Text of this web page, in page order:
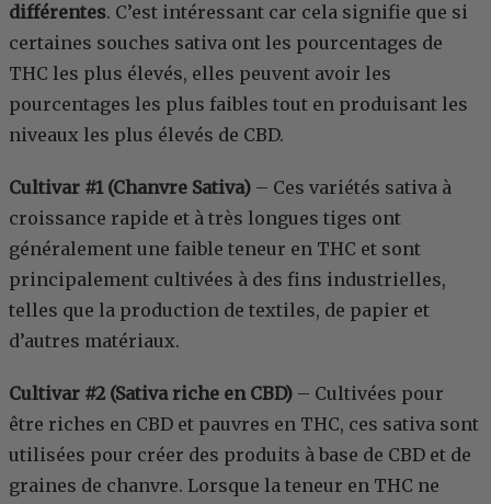
différentes. C’est intéressant car cela signifie que si
certaines souches sativa ont les pourcentages de
THC les plus élevés, elles peuvent avoir les
pourcentages les plus faibles tout en produisant les
niveaux les plus élevés de CBD.
Cultivar #1 (Chanvre Sativa) – Ces variétés sativa à
croissance rapide et à très longues tiges ont
généralement une faible teneur en THC et sont
principalement cultivées à des fins industrielles,
telles que la production de textiles, de papier et
d’autres matériaux.
Cultivar #2 (Sativa riche en CBD) – Cultivées pour
être riches en CBD et pauvres en THC, ces sativa sont
utilisées pour créer des produits à base de CBD et de
graines de chanvre. Lorsque la teneur en THC ne